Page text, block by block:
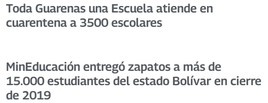
Toda Guarenas una Escuela atiende en
cuarentena a 3500 escolares
MinEducación entregó zapatos a más de
15.000 estudiantes del estado Bolívar en cierre
de 2019